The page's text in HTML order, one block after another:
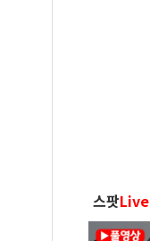
스팟Live